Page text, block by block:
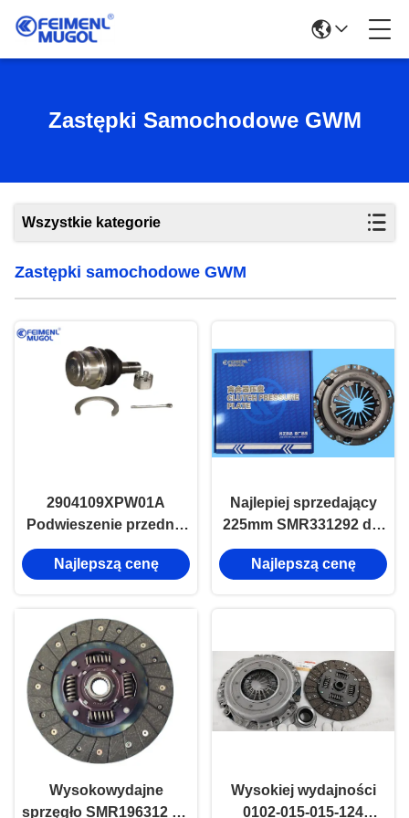
Zastępki Samochodowe GWM
Wszystkie kategorie
Zastępki samochodowe GWM
2904109XPW01A
Podwieszenie przednie
dolne ramię kołnierzowe
Najlepszą cenę
Najlepiej sprzedający
225mm SMR331292 dla
silnika Mitsubishi 4G64.
Najlepszą cenę
Wysokowydajne
sprzęgło SMR196312 do
Wysokiej wydajności
0102-015-015-124